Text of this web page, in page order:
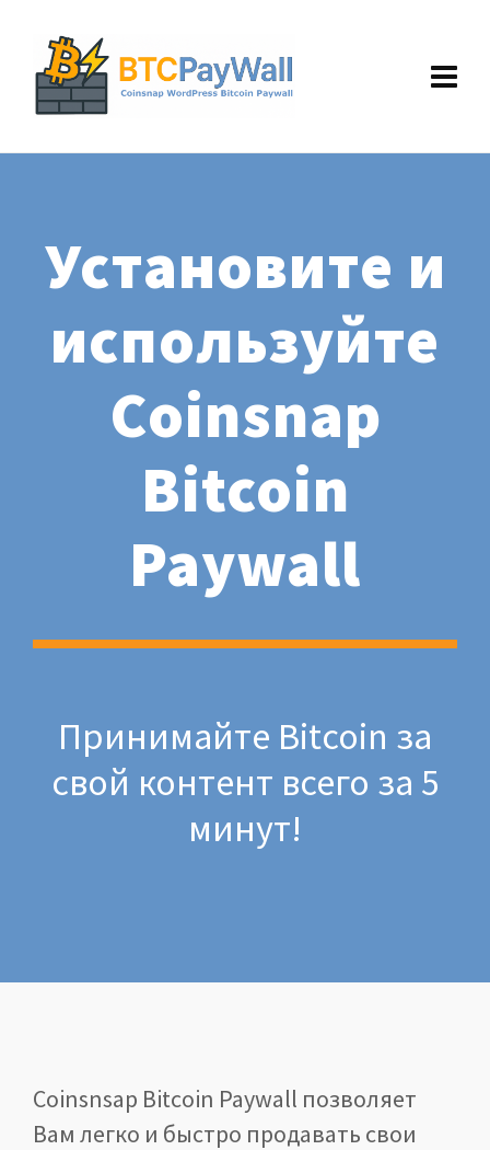
Установите и
используйте
Coinsnap
Bitcoin
Paywall
Принимайте Bitcoin за
свой контент всего за 5
минут!
Coinsnsap Bitcoin Paywall позволяет
Вам легко и быстро продавать свои